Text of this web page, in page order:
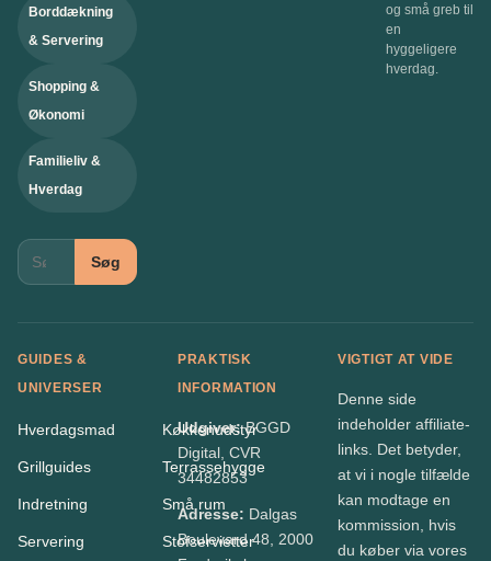
Borddækning
& Servering
Shopping &
Økonomi
Familieliv &
Hverdag
Søg
og små greb til
en
hyggeligere
hverdag.
GUIDES &
UNIVERSER
Hverdagsmad Køkkenudstyr
Grillguides Terrassehygge
Indretning Små rum
Servering Stofservietter
PRAKTISK
INFORMATION
Udgiver:BGGD
Digital, CVR
34482853
Adresse: Dalgas
Boulevard 48, 2000
VIGTIGT AT VIDE
Denne side
indeholder affiliate-
links. Det betyder,
at vi i nogle tilfælde
kan modtage en
kommission, hvis
du køber via vores